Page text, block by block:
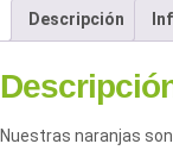
Descripción
Nuestras naranjas